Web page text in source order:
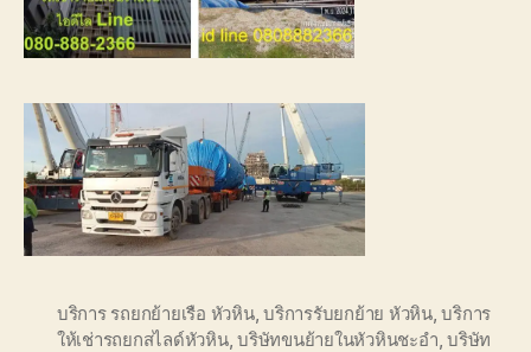
บริการ รถยกย้ายเรือ หัวหิน,บริการรับยกย้าย หัวหิน,บริการ
ให้เช่ารถยกสไลด์หัวหิน,บริษัทขนย้ายในหัวหินชะอำ ,บริษัท